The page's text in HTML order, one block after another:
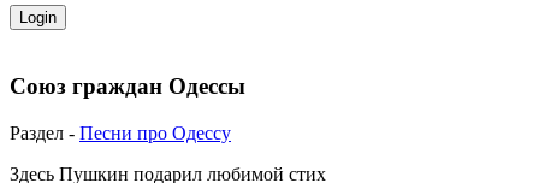
Союз граждан Одессы
Раздел - Песни про Одессу
Здесь Пушкин подарил любимой стих